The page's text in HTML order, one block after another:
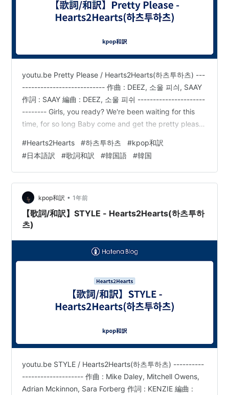
youtu.be Pretty Please / Hearts2Hearts(하츠투하츠) ---
--------------------------- 作曲 : DEEZ, 소울 피싀, SAAY
作詞 : SAAY 編曲 : DEEZ, 소울 피쉬 ----------------------
-------- Girls, you ready? We're been waiting for this
time, for so long Baby come and get the pretty please
#Hearts2Hearts #하츠투하츠 #kpop和訳
#日本語訳 #歌詞和訳 #韓国語 #韓国
kpop和訳 • 1年前
【歌詞/和訳】STYLE - Hearts2Hearts(하츠투하
츠)
youtu.be STYLE / Hearts2Hearts(하츠투하츠) ----------
-------------------- 作曲 : Mike Daley, Mitchell Owens,
Adrian Mckinnon, Sara Forberg 作詞 : KENZIE 編曲 :